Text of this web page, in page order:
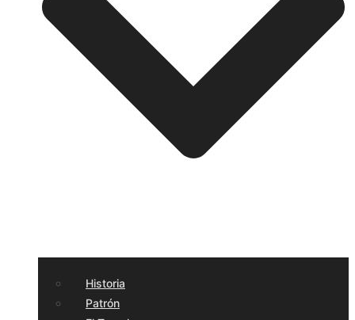
Historia
Patrón